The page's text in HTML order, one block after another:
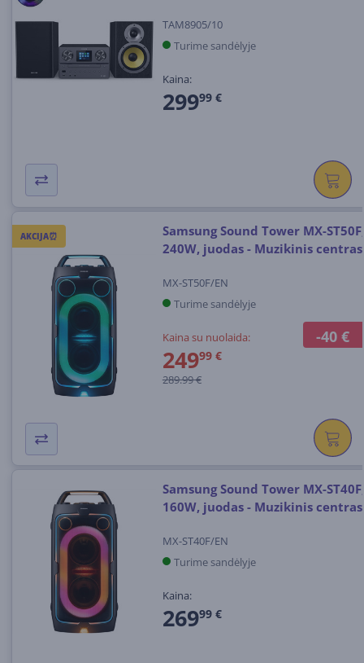
TAM8905/10
Turime sandėlyje
Kaina:
29999 €
AKCIJA⏰
-40 €
Samsung Sound Tower MX-ST50F,
240W, juodas - Muzikinis centras
MX-ST50F/EN
Turime sandėlyje
Kaina su nuolaida:
24999 €
289.99 €
Samsung Sound Tower MX-ST40F,
160W, juodas - Muzikinis centras
MX-ST40F/EN
Turime sandėlyje
Kaina:
26999 €